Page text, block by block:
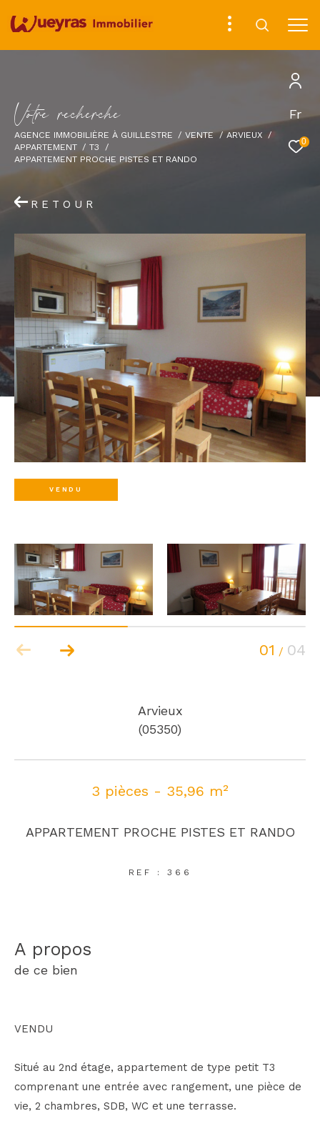
Fr
0
Votre recherche
AGENCE IMMOBILIÈRE À GUILLESTRE VENTE
ARVIEUX
APPARTEMENT
T3
APPARTEMENT PROCHE PISTES ET RANDO
RETOUR
VENDU
01 / 04
Arvieux
(05350)
3 pièces - 35,96 m²
APPARTEMENT PROCHE PISTES ET RANDO
REF : 366
a propos
de ce bien
VENDU
Situé au 2nd étage, appartement de type petit T3
comprenant une entrée avec rangement, une pièce de
vie, 2 chambres, SDB, WC et une terrasse.